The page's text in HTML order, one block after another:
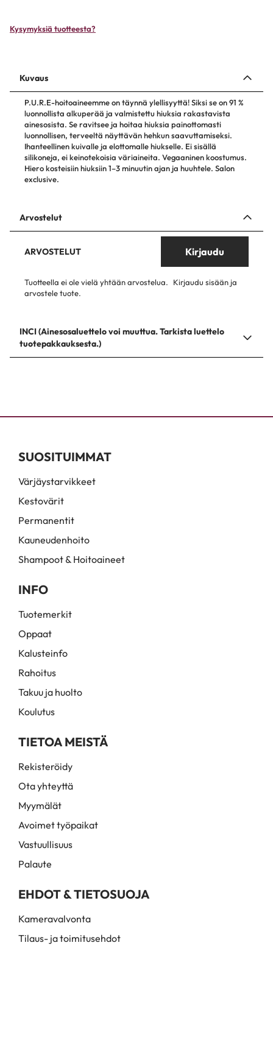
Kysymyksiä tuotteesta?
Kuvaus
P.U.R.E-hoitoaineemme on täynnä ylellisyyttä! Siksi se on 91 %
luonnollista alkuperää ja valmistettu hiuksia rakastavista
ainesosista. Se ravitsee ja hoitaa hiuksia painottomasti
luonnollisen, terveeltä näyttävän hehkun saavuttamiseksi.
Ihanteellinen kuivalle ja elottomalle hiukselle. Ei sisällä
silikoneja, ei keinotekoisia väriaineita. Vegaaninen koostumus.
Hiero kosteisiin hiuksiin 1–3 minuutin ajan ja huuhtele. Salon
exclusive.
Arvostelut
ARVOSTELUT Kirjaudu
Tuotteella ei ole vielä yhtään arvostelua.
Kirjaudu sisään ja
arvostele tuote.
INCI (Ainesosaluettelo voi muuttua. Tarkista luettelo
tuotepakkauksesta.)
SUOSITUIMMAT
Värjäystarvikkeet
Kestovärit
Permanentit
Kauneudenhoito
Shampoot & Hoitoaineet
INFO
Tuotemerkit
Oppaat
Kalusteinfo
Rahoitus
Takuu ja huolto
Koulutus
TIETOA MEISTÄ
Rekisteröidy
Ota yhteyttä
Myymälät
Avoimet työpaikat
Vastuullisuus
Palaute
EHDOT & TIETOSUOJA
Kameravalvonta
Tilaus- ja toimitusehdot